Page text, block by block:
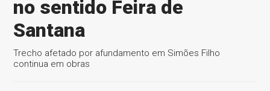
no sentido Feira de
Santana
Trecho afetado por afundamento em Simões Filho
continua em obras